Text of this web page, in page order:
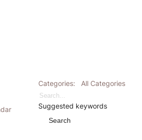
Categories:
All Categories
Search...
Suggested keywords
Search